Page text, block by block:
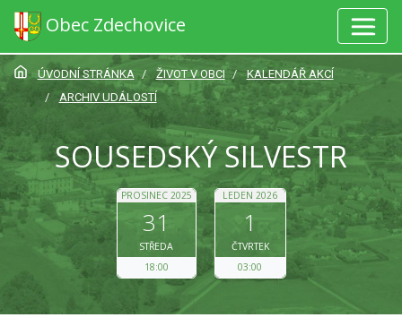
Obec Zdechovice
ÚVODNÍ STRÁNKA ŽIVOT V OBCI
KALENDÁŘ AKCÍ
ARCHIV UDÁLOSTÍ
SOUSEDSKÝ SILVESTR
PROSINEC 2025
31
STŘEDA
18:00
LEDEN 2026
1
ČTVRTEK
03:00